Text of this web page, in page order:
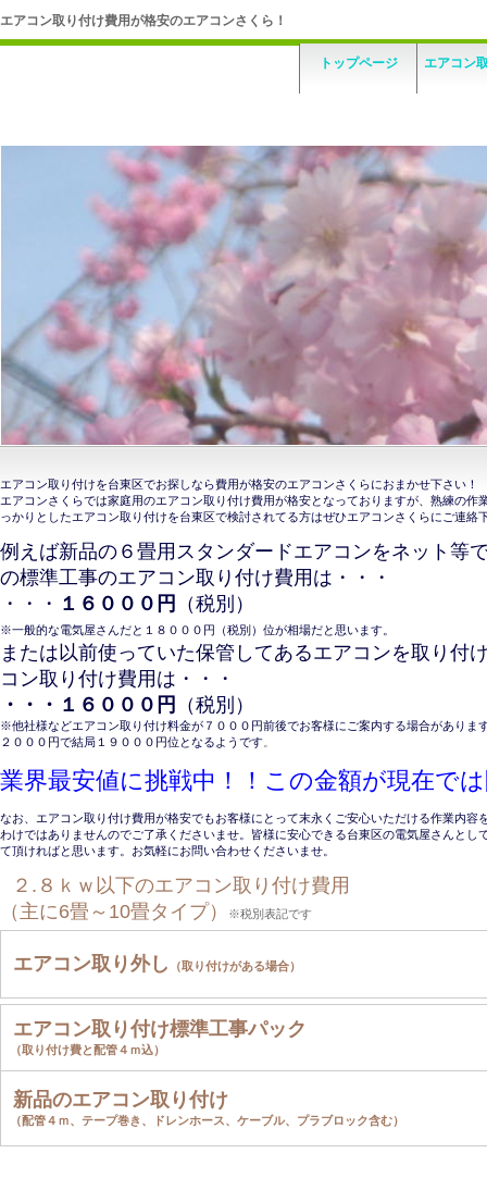
エアコン取り付け費用が格安のエアコンさくら！
トップページ エアコン
エアコン取り付けを台東区でお探しなら費用が格安のエアコンさくらにおまかせ下さい！
エアコンさくらでは家庭用のエアコン取り付け費用が格安となっておりますが、熟練の作
っかりとしたエアコン取り付けを台東区で検討されてる方はぜひエアコンさくらにご連絡
例えば新品の６畳用スタンダードエアコンをネット等
の標準工事のエアコン取り付け費用は・・・
・・・ １６０００円 （税別）
※一般的な電気屋さんだと１８０００円（税別）位が相場だと思います。
または以前使っていた保管してあるエアコンを取り付
コン取り付け費用は・・・
・・・１６０００円
（税別）
※他社様などエアコン取り付け料金が７０００円前後でお客様にご案内する場合がありま
２０００円で結局１９０００円位となるようです
業界最安値に挑戦中！！この金額が現在で
なお、エアコン取り付け費用が格安でもお客様にとって末永くご安心いただける作業内容
わけではありませんのでご了承くださいませ。皆様に安心できる台東区の電気屋さんとし
て頂ければと思います。お気軽にお問い合わせくださいませ。
２.８ｋｗ以下のエアコン取り付け費用
（主に6畳～10畳タイプ）
※税別表記です
エアコン取り外し （取り付けがある場合）
エアコン取り付け標準工事パック
（取り付け費と配管４ｍ込）
新品のエアコン取り付け
（配管４ｍ、テープ巻き、ドレンホース、ケーブル、プラブロック含む）